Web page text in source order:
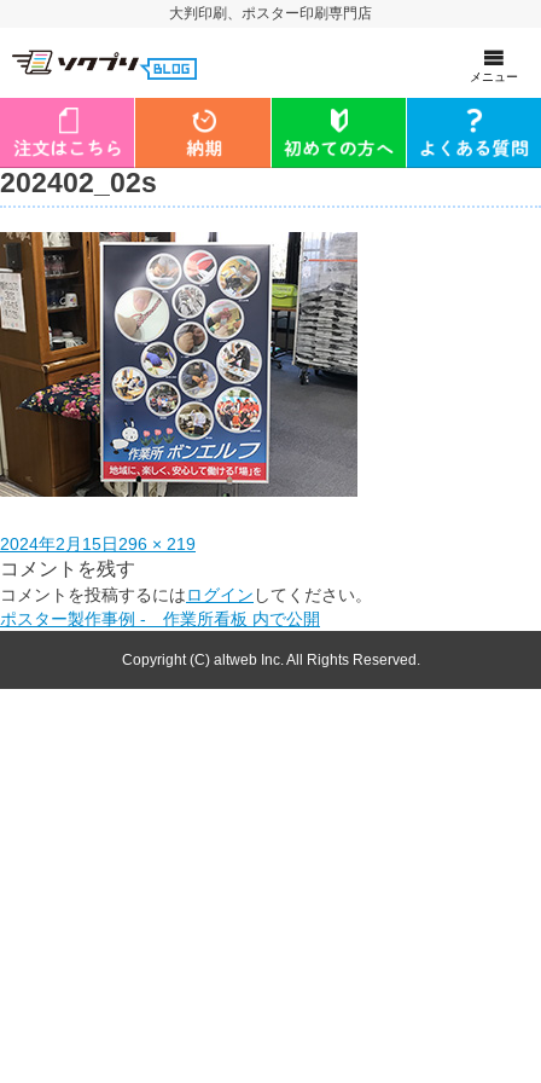
大判印刷、ポスター印刷専門店
メニュー
202402_02s
2024年2月15日296 × 219
コメントを残す
コメントを投稿するにはログイン してください。
ポスター製作事例 - 作業所看板 内で公開
Copyright (C) altweb Inc. All Rights Reserved.